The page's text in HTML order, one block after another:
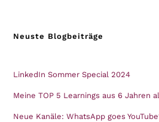
Neuste Blogbeiträge
LinkedIn Sommer Special 2024
Meine TOP 5 Learnings aus 6 Jahren
Neue Kanäle: WhatsApp goes